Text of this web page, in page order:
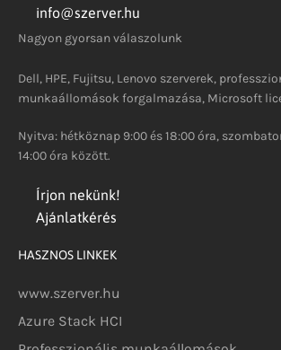
info@szerver.hu
Nagyon gyorsan válaszolunk
Dell, HPE, Fujitsu, Lenovo szerverek,
munkaállomások forgalmazása, Microsoft
Nyitva: hétköznap 9:00 és 18:00 óra,
14:00 óra között.
Írjon nekünk!
Ajánlatkérés
HASZNOS LINKEK
www.szerver.hu
Azure Stack HCI